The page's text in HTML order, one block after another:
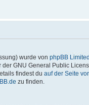
wurde von phpBB
GNU General Public
findest du auf der Seite
zu finden.